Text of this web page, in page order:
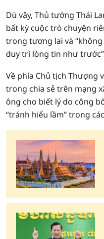
Dù vậy, Thủ tướng Thái
bất kỳ cuộc trò chuyện
trong tương lai và
duy trì lòng tin như
Về phía Chủ tịch Thượng
trong chia sẻ trên mạng
ông cho biết lý do công
“tránh hiểu lầm” trong